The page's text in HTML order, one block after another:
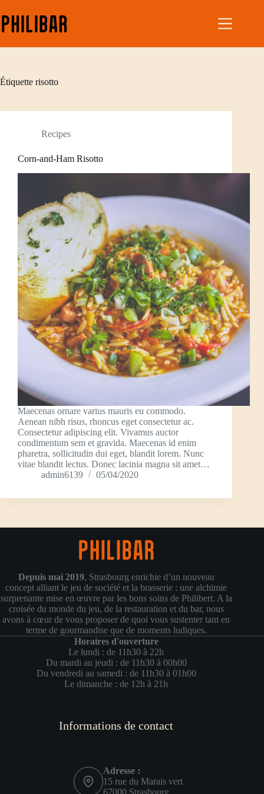
Étiquette risotto
Recipes
Corn-and-Ham Risotto
Maecenas ornare varius mauris eu commodo.
Aenean nibh risus, rhoncus eget consectetur ac.
Consectetur adipiscing elit. Vivamus auctor
condimentum sem et gravida. Maecenas id enim
pharetra, sollicitudin dui eget, blandit lorem. Nunc
vitae blandit lectus. Donec lacinia magna sit amet…
admin6139
05/04/2020
Depuis mai 2019, Strasbourg enrichie d’un nouveau
concept alliant le jeu de société et la brasserie : une alchimie
surprenante mise en œuvre par les bons soins de Philibert. A la
croisée du monde du jeu, de la restauration et du bar, nous
avons à cœur de vous proposer de quoi vous sustenter tant en
terme de gourmandise que de moments ludiques.
Horaires d'ouverture
Le lundi : de 11h30 à 22h
Du mardi au jeudi : de 11h30 à 00h00
Du vendredi au samedi : de 11h30 à 01h00
Le dimanche : de 12h à 21h
Informations de contact
Adresse :
15 rue du Marais vert